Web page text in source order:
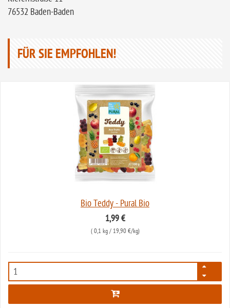
76532 Baden-Baden
FÜR SIE EMPFOHLEN!
Bio Teddy - Pural Bio
1,99 €
( 0,1 kg/ 19,90 €/kg)
407